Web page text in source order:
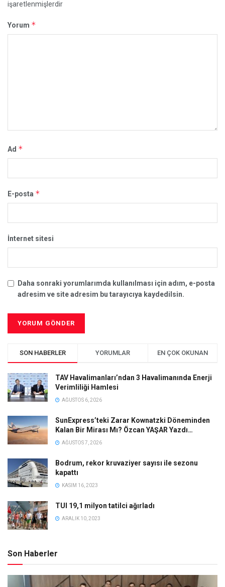
işaretlenmişlerdir
Yorum *
Ad *
E-posta *
İnternet sitesi
Daha sonraki yorumlarımda kullanılması için adım, e-posta
adresim ve site adresim bu tarayıcıya kaydedilsin.
SON HABERLER YORUMLAR EN ÇOK OKUNAN
TAV Havalimanları’ndan 3 Havalimanında Enerji
Verimliliği Hamlesi
AĞUSTOS 6, 2026
SunExpress’teki Zarar Kownatzki Döneminden
Kalan Bir Mirası Mı? Özcan YAŞAR Yazdı…
AĞUSTOS 7, 2026
Bodrum, rekor kruvaziyer sayısı ile sezonu
kapattı
KASIM 16, 2023
TUI 19,1 milyon tatilci ağırladı
ARALIK 10, 2023
Son Haberler